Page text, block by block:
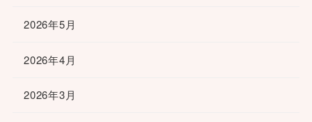
2026年5月
2026年4月
2026年3月